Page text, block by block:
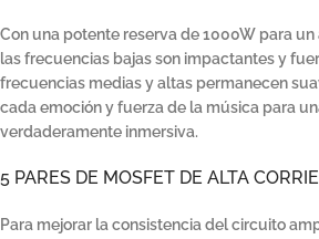
Con una potente reserva de 1000W para
las frecuencias bajas son impactantes y
frecuencias medias y altas permanecen
cada emoción y fuerza de la música para
verdaderamente inmersiva.
5 PARES DE MOSFET DE ALTA
Para mejorar la consistencia del circuito